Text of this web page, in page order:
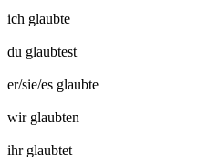
ich glaubte
du glaubtest
er/sie/es glaubte
wir glaubten
ihr glaubtet